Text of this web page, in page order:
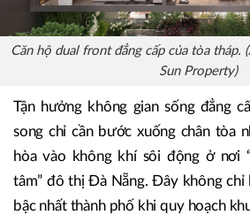
Căn hộ dual front đẳng cấp của tòa tháp.
Sun Property)
Tận hưởng không gian sống đẳng
song chỉ cần bước xuống chân tòa
hòa vào không khí sôi động ở nơi
tâm” đô thị Đà Nẵng. Đây không chỉ
bậc nhất thành phố khi quy hoạch